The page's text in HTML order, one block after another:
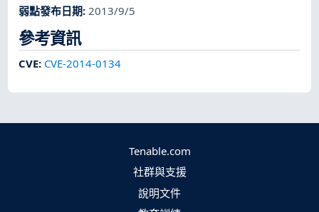
弱點發布日期:2013/9/5
參考資訊
CVE: CVE-2014-0134
Tenable.com
社群與支援
說明文件